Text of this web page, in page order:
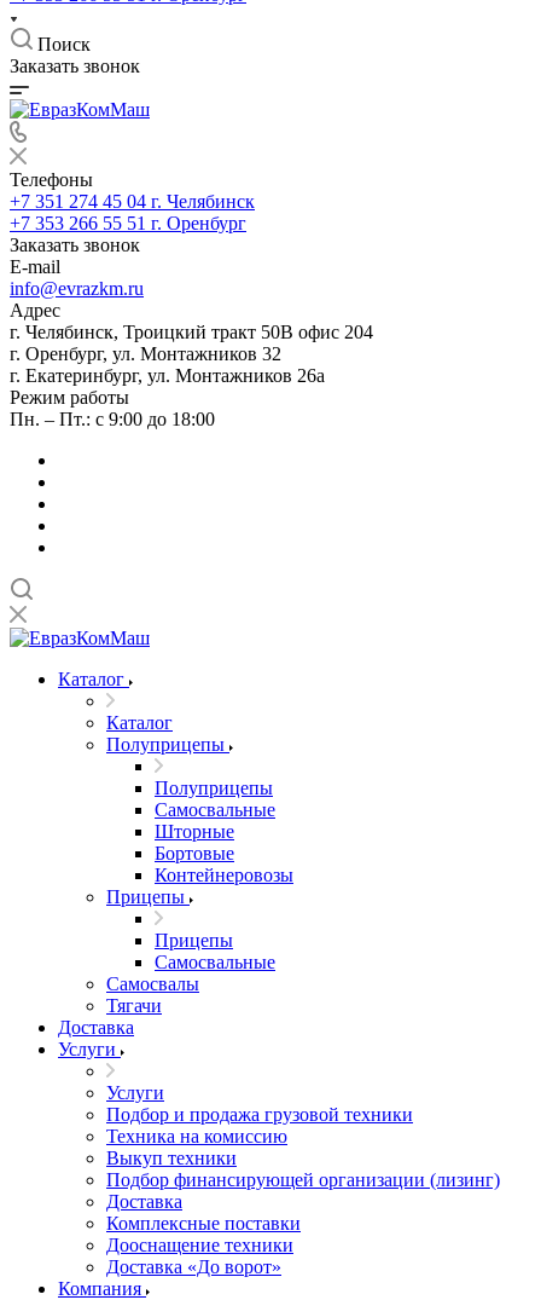
Поиск
Заказать звонок
Телефоны
+7 351 274 45 04 г. Челябинск
+7 353 266 55 51 г. Оренбург
Заказать звонок
E-mail
info@evrazkm.ru
Адрес
г. Челябинск, Троицкий тракт 50В офис 204
г. Оренбург, ул. Монтажников 32
г. Екатеринбург, ул. Монтажников 26а
Режим работы
Пн. – Пт.: с 9:00 до 18:00
Каталог
Каталог
Полуприцепы
Полуприцепы
Самосвальные
Шторные
Бортовые
Контейнеровозы
Прицепы
Прицепы
Самосвальные
Самосвалы
Тягачи
Доставка
Услуги
Услуги
Подбор и продажа грузовой техники
Техника на комиссию
Выкуп техники
Подбор финансирующей организации (лизинг)
Доставка
Комплексные поставки
Дооснащение техники
Доставка «До ворот»
Компания